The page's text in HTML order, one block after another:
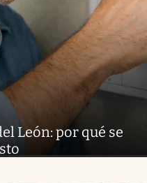
León: por qué se